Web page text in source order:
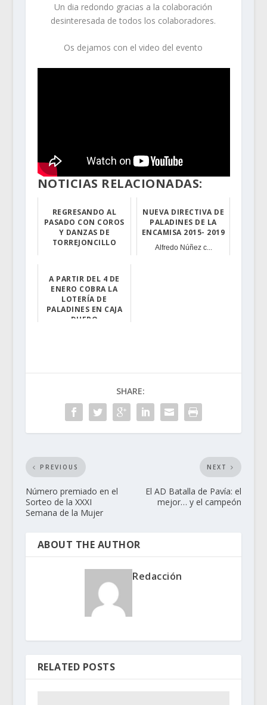
Un dia redondo gracias a la colaboración
desinteresada de todos los colaboradores.
Os dejamos con el video del evento
NOTICIAS RELACIONADAS:
REGRESANDO AL
PASADO CON COROS
Y DANZAS DE
TORREJONCILLO
NUEVA DIRECTIVA DE
PALADINES DE LA
ENCAMISA 2015- 2019
Alfredo Núñez c...
A PARTIR DEL 4 DE
ENERO COBRA LA
LOTERÍA DE
PALADINES EN CAJA
DUERO
SHARE:
PREVIOUS
Número premiado en el
Sorteo de la XXXI
Semana de la Mujer
NEXT
El AD Batalla de Pavía: el
mejor… y el campeón
ABOUT THE AUTHOR
Redacción
RELATED POSTS